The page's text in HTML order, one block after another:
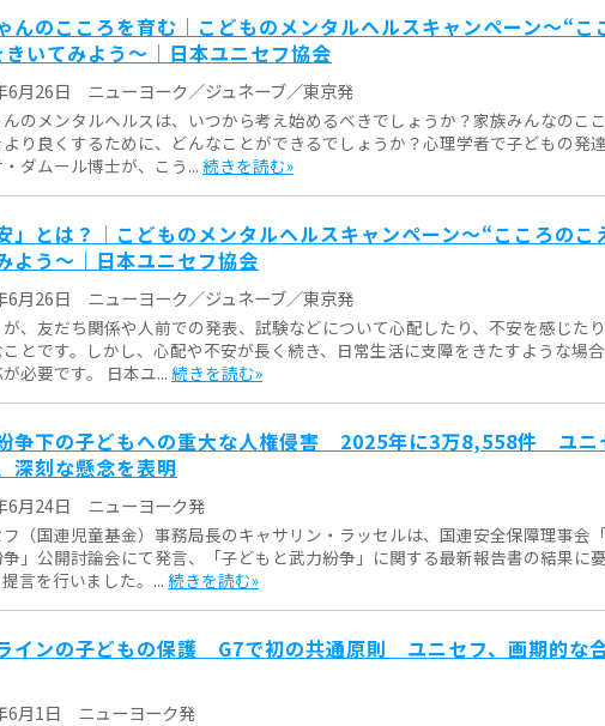
んのこころを育む｜こどものメンタルヘルスキャンペーン～“こ
きいてみよう～｜日本ユニセフ協会
6月26日 ニューヨーク／ジュネーブ／東京発
のメンタルヘルスは、いつから考え始めるべきでしょうか？家族みんなのこ
り良くするために、どんなことができるでしょうか？心理学者で子どもの発
ダムール博士が、こう... 続きを読む»
」とは？｜こどものメンタルヘルスキャンペーン～“こころのこ
よう～｜日本ユニセフ協会
6月26日 ニューヨーク／ジュネーブ／東京発
、友だち関係や人前での発表、試験などについて心配したり、不安を感じた
ことです。しかし、心配や不安が長く続き、日常生活に支障をきたすような場
必要です。 日本ユ... 続きを読む»
争下の子どもへの重大な人権侵害 2025年に3万8,558件 ユニ
深刻な懸念を表明
6月24日 ニューヨーク発
（国連児童基金）事務局長のキャサリン・ラッセルは、国連安全保障理事会
」公開討論会にて発言、「子どもと武力紛争」に関する最新報告書の結果に
言を行いました。...続きを読む»
インの子どもの保護 G7で初の共通原則 ユニセフ、画期的な
6月1日 ニューヨーク発